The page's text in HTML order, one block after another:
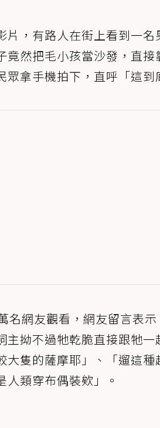
片，有路人在街上看到一
然把毛小孩當沙發，直接
拿手機拍下，直呼「這到
名網友觀看，網友留言表
主拗不過牠乾脆直接跟牠
大隻的薩摩耶」、「遛這種
人類穿布偶裝欸」。